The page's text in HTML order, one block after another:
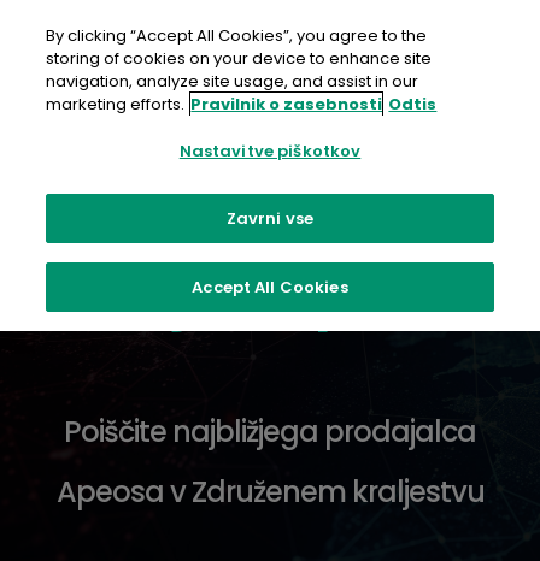
vsebino
Postanite prodajalec
Kje kupiti
Poiščite najbližjega prodajalca
Apeosa v Združenem kraljestvu
By clicking “Accept All Cookies”, you agree to the
storing of cookies on your device to enhance site
navigation, analyze site usage, and assist in our
marketing efforts. Pravilnik o zasebnosti Odtis
Nastavitve piškotkov
Zavrni vse
Accept All Cookies